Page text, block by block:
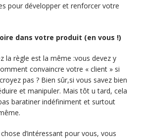
pour développer et renforcer votre
dans votre produit (en vous !)
la règle est la même :vous devez y
convaincre votre « client » si
pas ? Bien sûr,si vous savez bien
et manipuler. Mais tôt u tard, cela
baratiner indéfiniment et surtout
d’intéressant pour vous, vous